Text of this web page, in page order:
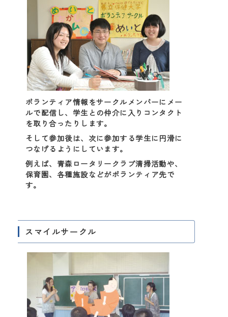
ボランティア情報をサークルメンバーにメー
ルで配信し、学生との仲介に入りコンタクト
を取り合ったりします。
そして参加後は、次に参加する学生に円滑に
つなげるようにしています。
例えば、青森ロータリークラブ清掃活動や、
保育園、各種施設などがボランティア先で
す。
スマイルサークル